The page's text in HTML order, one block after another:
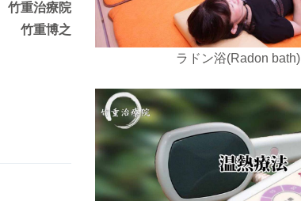
竹重治療院
竹重博之
ラドン浴(Radon bath)